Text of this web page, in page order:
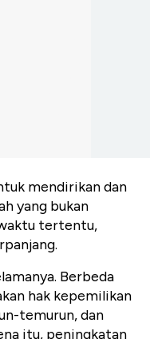
mendirikan dan
yang bukan
tertentu,
Berbeda
hak kepemilikan
temurun, dan
itu, peningkatan